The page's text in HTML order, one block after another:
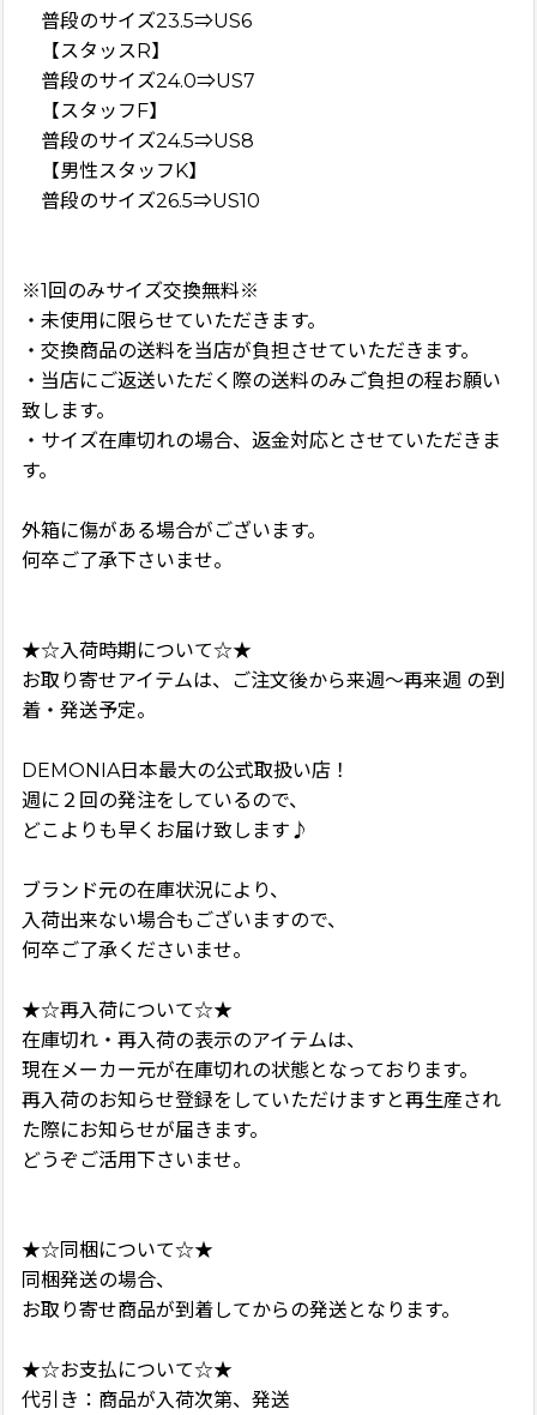
普段のサイズ23.5⇒US6
【スタッスR】
普段のサイズ24.0⇒US7
【スタッフF】
普段のサイズ24.5⇒US8
【男性スタッフK】
普段のサイズ26.5⇒US10
※1回のみサイズ交換無料※
・未使用に限らせていただきます。
・交換商品の送料を当店が負担させていただきます。
・当店にご返送いただく際の送料のみご負担の程お願い
致します。
・サイズ在庫切れの場合、返金対応とさせていただきま
す。
外箱に傷がある場合がございます。
何卒ご了承下さいませ。
★☆入荷時期について☆★
お取り寄せアイテムは、ご注文後から来週〜再来週 の到
着・発送予定。
DEMONIA日本最大の公式取扱い店！
週に２回の発注をしているので、
どこよりも早くお届け致します♪
ブランド元の在庫状況により、
入荷出来ない場合もございますので、
何卒ご了承くださいませ。
★☆再入荷について☆★
在庫切れ・再入荷の表示のアイテムは、
現在メーカー元が在庫切れの状態となっております。
再入荷のお知らせ登録をしていただけますと再生産され
た際にお知らせが届きます。
どうぞご活用下さいませ。
★☆同梱について☆★
同梱発送の場合、
お取り寄せ商品が到着してからの発送となります。
★☆お支払について☆★
代引き：商品が入荷次第、発送